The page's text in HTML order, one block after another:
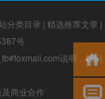
分类目录 | 精选推荐文章 |
号
说明，我们
商业合作